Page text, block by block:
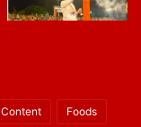
Content Foods